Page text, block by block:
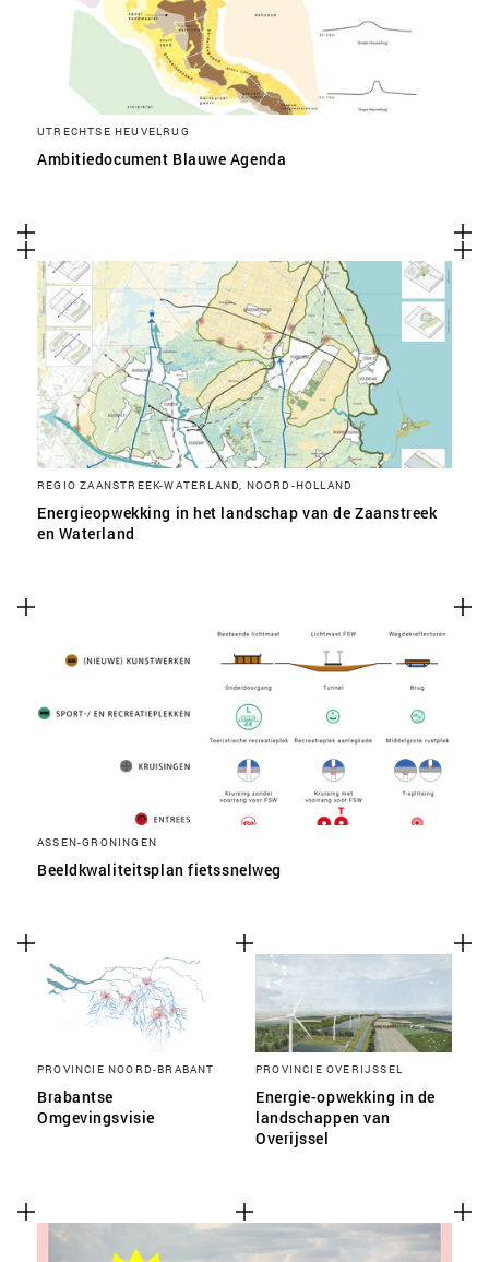
UTRECHTSE HEUVELRUG
Ambitiedocument Blauwe Agenda
REGIO ZAANSTREEK-WATERLAND, NOORD-HOLLAND
Energieopwekking in het landschap van de Zaanstreek
en Waterland
ASSEN-GRONINGEN
Beeldkwaliteitsplan fietssnelweg
PROVINCIE NOORD-BRABANT
Brabantse
Omgevingsvisie
PROVINCIE OVERIJSSEL
Energie-opwekking in de
landschappen van
Overijssel